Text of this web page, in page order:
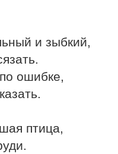
и зыбкий,
ошибке,
птица,